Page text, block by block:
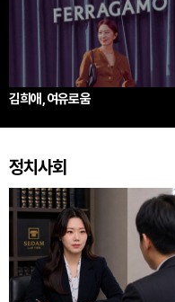
김희애, 여유로움
정치사회